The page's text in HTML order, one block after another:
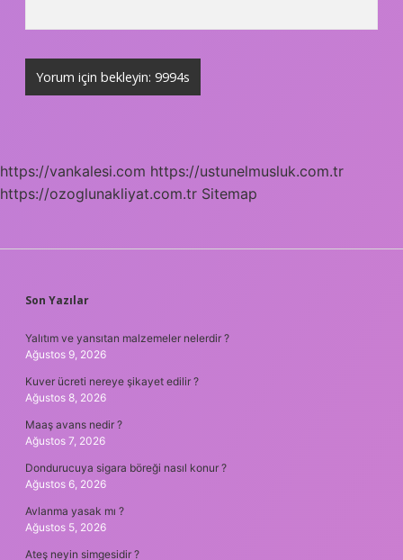
https://vankalesi.com https://ustunelmusluk.com.tr
https://ozoglunakliyat.com.tr Sitemap
SIDEBAR
Son Yazılar
Yalıtım ve yansıtan malzemeler nelerdir ?
Ağustos 9, 2026
Kuver ücreti nereye şikayet edilir ?
Ağustos 8, 2026
Maaş avans nedir ?
Ağustos 7, 2026
Dondurucuya sigara böreği nasıl konur ?
Ağustos 6, 2026
Avlanma yasak mı ?
Ağustos 5, 2026
Ateş neyin simgesidir ?